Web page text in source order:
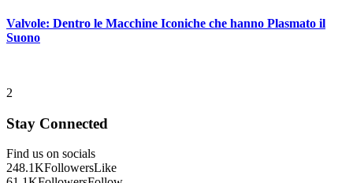
Valvole: Dentro le Macchine Iconiche che hanno Plasmato il
Suono
2
Stay Connected
Find us on socials
248.1KFollowersLike